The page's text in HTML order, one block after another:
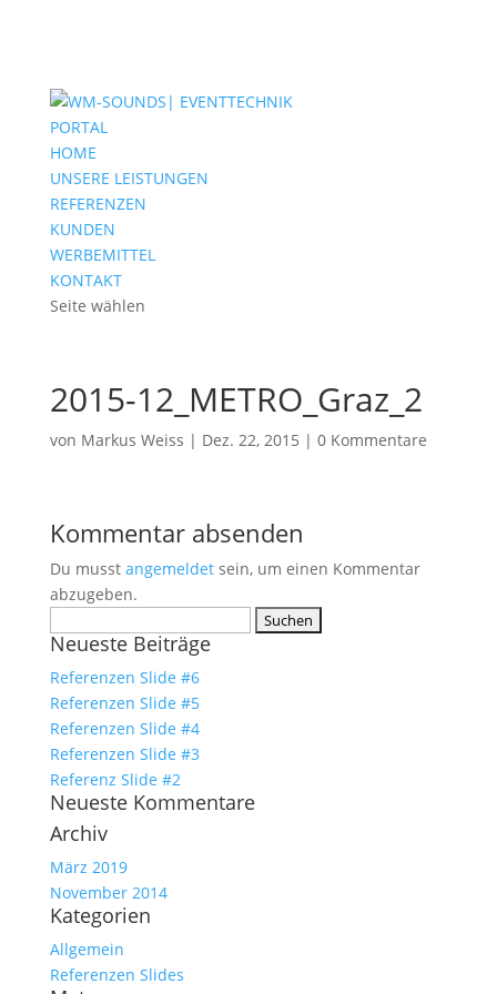
PORTAL
HOME
UNSERE LEISTUNGEN
REFERENZEN
KUNDEN
WERBEMITTEL
KONTAKT
Seite wählen
2015-12_METRO_Graz_2
von Markus Weiss | Dez. 22, 2015 | 0 Kommentare
Kommentar absenden
Du musst angemeldetsein, um einen Kommentar
abzugeben.
nach:
Neueste Beiträge
Referenzen Slide #6
Referenzen Slide #5
Referenzen Slide #4
Referenzen Slide #3
Referenz Slide #2
Neueste Kommentare
Archiv
März 2019
November 2014
Kategorien
Allgemein
Referenzen Slides